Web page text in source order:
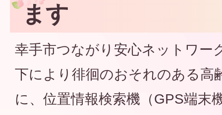
ます
幸手市つながり安心ネットワー
下により徘徊のおそれのある高
に、位置情報検索機（GPS端末